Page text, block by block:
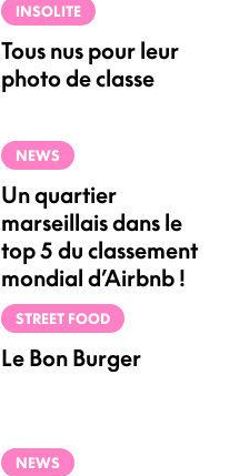
INSOLITE
Tous nus pour leur
photo de classe
NEWS
Un quartier
marseillais dans le
top 5 du classement
mondial d’Airbnb !
STREET FOOD
Le Bon Burger
NEWS